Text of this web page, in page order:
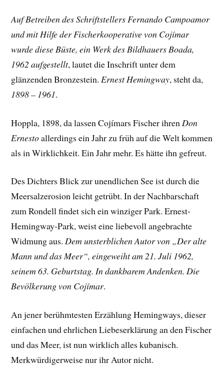
Auf Betreiben des Schriftstellers Fernando Campoamor
und mit Hilfe der Fischerkooperative von Cojímar
wurde diese Büste, ein Werk des Bildhauers Boada,
1962 aufgestellt, lautet die Inschrift unter dem
glänzenden Bronzestein.Ernest Hemingway, steht da,
1898 – 1961.
Hoppla, 1898, da lassen Cojímars Fischer ihren Don
Ernestoallerdings ein Jahr zu früh auf die Welt kommen
als in Wirklichkeit. Ein Jahr mehr. Es hätte ihn gefreut.
Des Dichters Blick zur unendlichen See ist durch die
Meersalzerosion leicht getrübt. In der Nachbarschaft
zum Rondell findet sich ein winziger Park. Ernest-
Hemingway-Park, weist eine liebevoll angebrachte
Widmung aus.Dem unsterblichen Autor von „Der alte
Mann und das Meer“, eingeweiht am 21. Juli 1962,
seinem 63. Geburtstag. In dankbarem Andenken. Die
Bevölkerung von Cojímar.
An jener berühmtesten Erzählung Hemingways, dieser
einfachen und ehrlichen Liebeserklärung an den Fischer
und das Meer, ist nun wirklich alles kubanisch.
Merkwürdigerweise nur ihr Autor nicht.